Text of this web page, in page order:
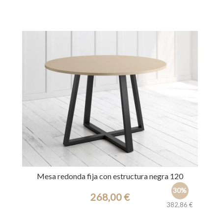
Mesa redonda fija con estructura negra 120
30%
382,86 €
268,00 €